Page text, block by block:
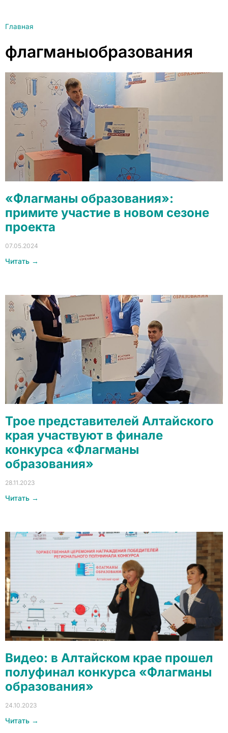
Главная
флагманыобразования
«Флагманы образования»:
примите участие в новом сезоне
проекта
07.05.2024
Читать →
Трое представителей Алтайского
края участвуют в финале
конкурса «Флагманы
образования»
28.11.2023
Читать →
Видео: в Алтайском крае прошел
полуфинал конкурса «Флагманы
образования»
24.10.2023
Читать →